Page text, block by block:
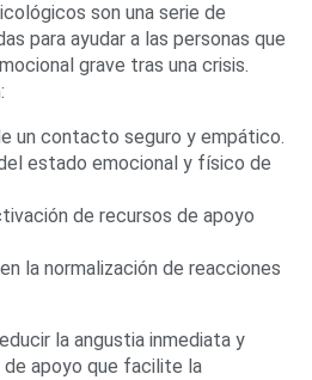
son una serie de
para ayudar a las personas que
grave tras una crisis.
un contacto seguro y empático.
estado emocional y físico de
de recursos de apoyo
la normalización de reacciones
la angustia inmediata y
apoyo que facilite la